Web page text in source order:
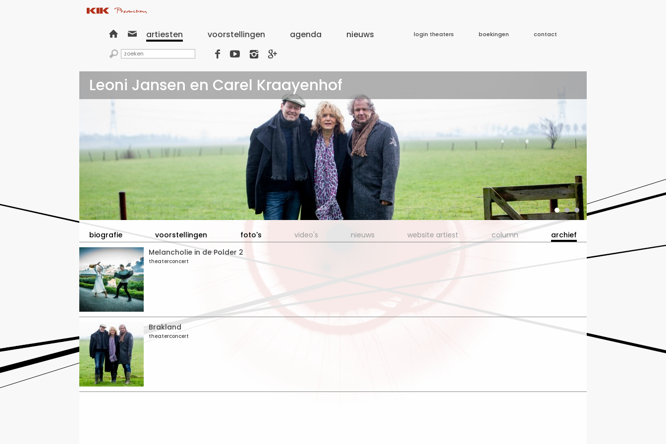
  artiesten voorstellingen agenda nieuws login theaters boekingen contact
    
Leoni Jansen en Carel Kraayenhof
biografie voorstellingen foto's video's nieuws website artiest column
archief
Melancholie in de Polder 2
theaterconcert
Brakland
theaterconcert